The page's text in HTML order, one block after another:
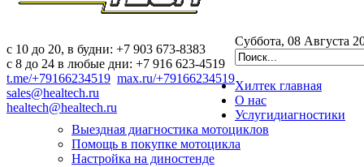
c 10 до 20, в будни: +7 903 673-8383
с 8 до 24 в любые дни: +7 916 623-4519
t.me/+79166234519 max.ru/+79166234519
sales@healtech.ru
healtech@healtech.ru
Суббота, 08 Августа
Хилтек главная
О нас
Услугидиагностики
Выездная диагностика мотоциклов
Помощь в покупке мотоцикла
Настройка на диностенде